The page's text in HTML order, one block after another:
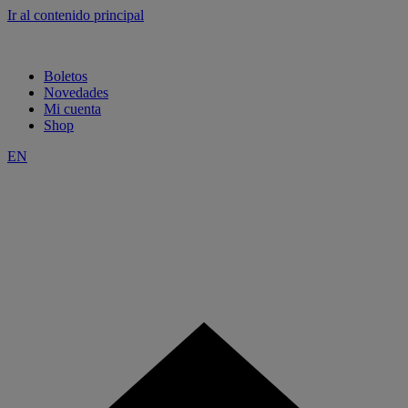
Ir al contenido principal
Boletos
Novedades
Mi cuenta
Shop
EN